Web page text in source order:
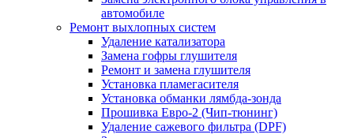
автомобиле
Ремонт выхлопных систем
Удаление катализатора
Замена гофры глушителя
Ремонт и замена глушителя
Установка пламегасителя
Установка обманки лямбда-зонда
Прошивка Евро-2 (Чип-тюнинг)
Удаление сажевого фильтра (DPF)